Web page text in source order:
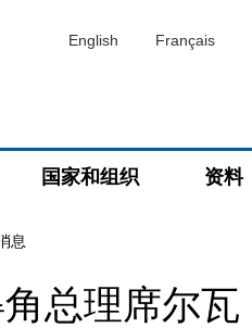
English Français
国家和组织 资料
息
总理席尔瓦